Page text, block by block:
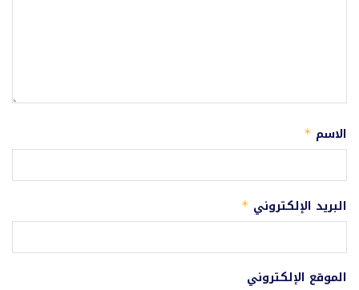
الاسم *
البريد الإلكتروني *
الموقع الإلكتروني